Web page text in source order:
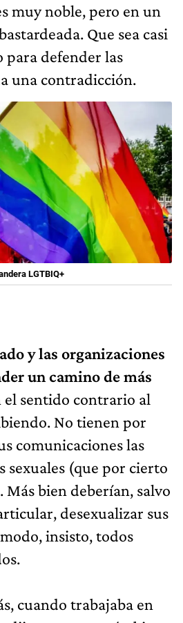
muy noble, pero en un
Que sea casi
para defender las
una contradicción.
LGTBIQ+
y las organizaciones
un camino de más
el sentido contrario al
No tienen por
comunicaciones las
sexuales (que por cierto
Más bien deberían, salvo
desexualizar sus
insisto, todos
cuando trabajaba en